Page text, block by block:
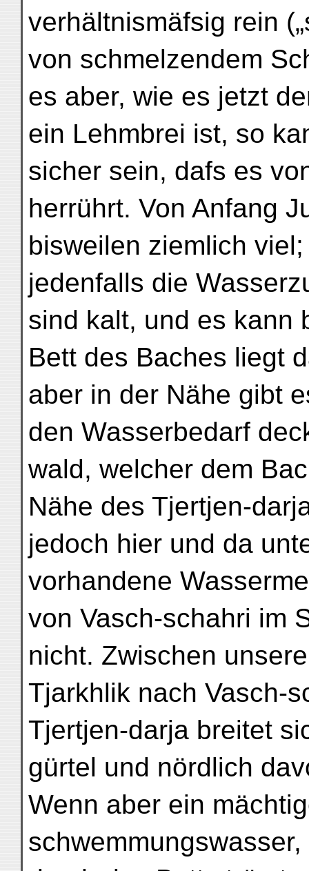
verhältnismäfsig rein
von schmelzendem
es aber, wie es jetzt
ein Lehmbrei ist, so
sicher sein, dafs es
herrührt. Von Anfang
bisweilen ziemlich
jedenfalls die
sind kalt, und es kann
Bett des Baches liegt
aber in der Nähe gibt
den Wasserbedarf
wald, welcher dem
Nähe des Tjertjen-
jedoch hier und da
vorhandene
von Vasch-schahri im
nicht. Zwischen
Tjarkhlik nach Vasch-
Tjertjen-darja breitet
gürtel und nördlich
Wenn aber ein